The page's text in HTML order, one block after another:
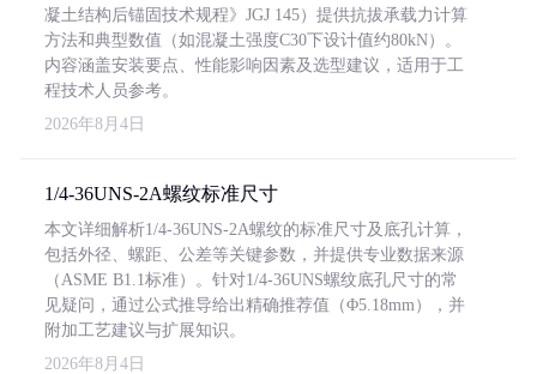
凝土结构后锚固技术规程》JGJ 145）提供抗拔承载力计算
方法和典型数值（如混凝土强度C30下设计值约80kN）。
内容涵盖安装要点、性能影响因素及选型建议，适用于工
程技术人员参考。
2026年8月4日
1/4-36UNS-2A螺纹标准尺寸
本文详细解析1/4-36UNS-2A螺纹的标准尺寸及底孔计算，
包括外径、螺距、公差等关键参数，并提供专业数据来源
（ASME B1.1标准）。针对1/4-36UNS螺纹底孔尺寸的常
见疑问，通过公式推导给出精确推荐值（Φ5.18mm），并
附加工艺建议与扩展知识。
2026年8月4日